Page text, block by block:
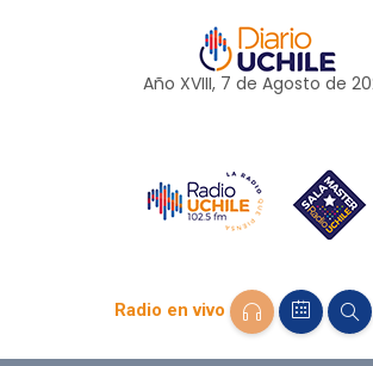
Año XVIII, 7 de Agosto de
Radio en vivo